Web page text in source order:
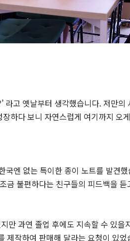
라고 옛날부터 생각했습니다. 저만
하다 보니 자연스럽게 여기까지 오
엔 없는 특이한 종이 노트를 발견
금 불편하다는 친구들의 피드백을
만 과연 졸업 후에도 지속할 수 있
제작하여 판매해 달라는 요청이 있